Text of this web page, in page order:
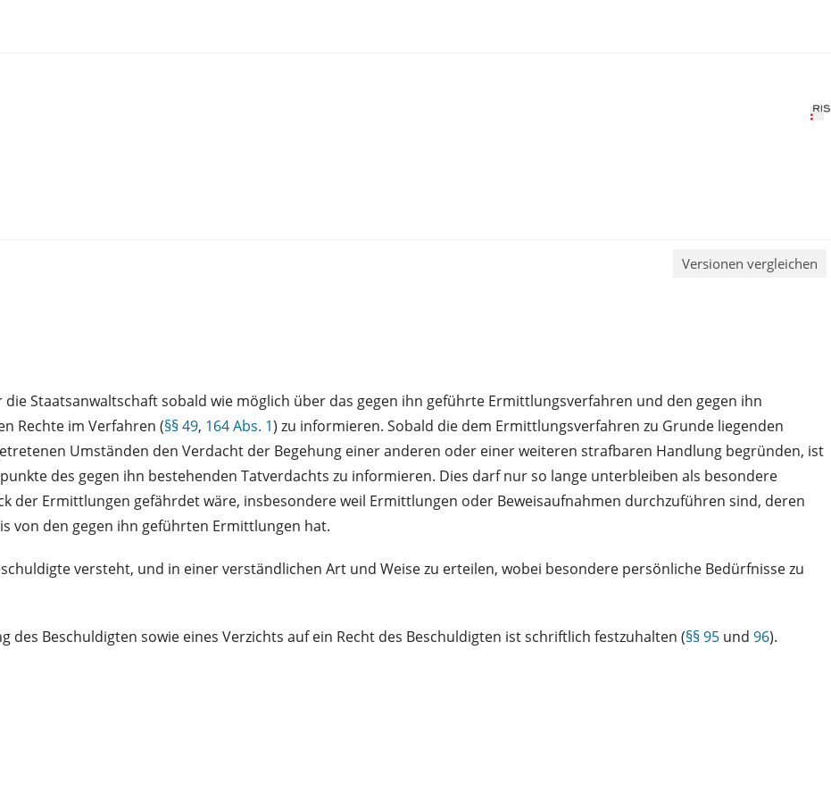
Versionen vergleichen
Staatsanwaltschaft sobald wie möglich über das gegen ihn geführte Ermittlungsverfahren und den gegen ihn
Rechte im Verfahren (§§ 49, 164 Abs. 1) zu informieren. Sobald die dem Ermittlungsverfahren zu Grunde liegenden
Umständen den Verdacht der Begehung einer anderen oder einer weiteren strafbaren Handlung begründen, ist
des gegen ihn bestehenden Tatverdachts zu informieren. Dies darf nur so lange unterbleiben als besondere
der Ermittlungen gefährdet wäre, insbesondere weil Ermittlungen oder Beweisaufnahmen durchzuführen sind, deren
von den gegen ihn geführten Ermittlungen hat.
versteht, und in einer verständlichen Art und Weise zu erteilen, wobei besondere persönliche Bedürfnisse zu
Beschuldigten sowie eines Verzichts auf ein Recht des Beschuldigten ist schriftlich festzuhalten (§§ 95 und 96).